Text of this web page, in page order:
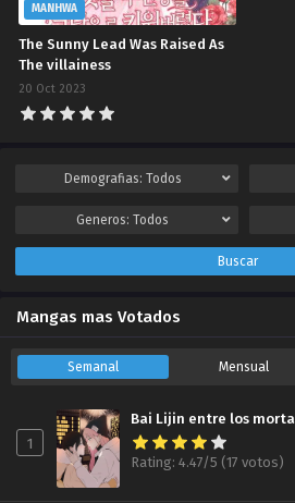
MANHWA
The Sunny Lead Was Raised As
The villainess
20 Oct 2023
Demografias: Todos
Generos: Todos
Buscar
Mangas mas Votados
Semanal Mensual
1
Bai Lijin entre los
Rating: 4.47/5 (17 votos)